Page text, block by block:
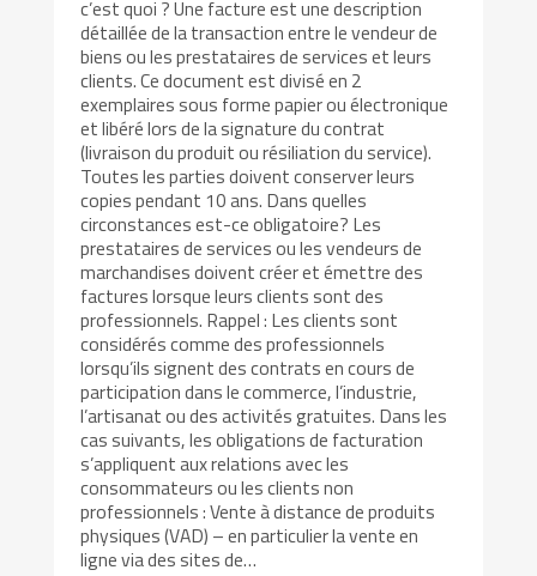
c’est quoi ? Une facture est une description
détaillée de la transaction entre le vendeur de
biens ou les prestataires de services et leurs
clients. Ce document est divisé en 2
exemplaires sous forme papier ou électronique
et libéré lors de la signature du contrat
(livraison du produit ou résiliation du service).
Toutes les parties doivent conserver leurs
copies pendant 10 ans. Dans quelles
circonstances est-ce obligatoire? Les
prestataires de services ou les vendeurs de
marchandises doivent créer et émettre des
factures lorsque leurs clients sont des
professionnels. Rappel : Les clients sont
considérés comme des professionnels
lorsqu’ils signent des contrats en cours de
participation dans le commerce, l’industrie,
l’artisanat ou des activités gratuites. Dans les
cas suivants, les obligations de facturation
s’appliquent aux relations avec les
consommateurs ou les clients non
professionnels : Vente à distance de produits
physiques (VAD) – en particulier la vente en
ligne via des sites de…